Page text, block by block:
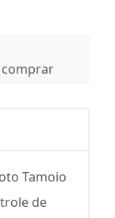
comprar
Tamoio
de